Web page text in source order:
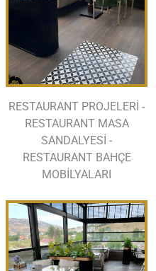
RESTAURANT PROJELERİ -
RESTAURANT MASA
SANDALYESİ -
RESTAURANT BAHÇE
MOBİLYALARI